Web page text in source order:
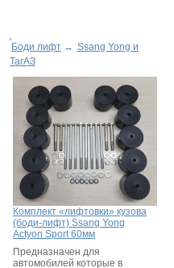
Боди лифт → Ssang Yong и
ТагАЗ
Комплект «лифтовки» кузова
(боди-лифт) Ssang Yong
Actyon Sport 60мм
Предназначен для
автомобилей которые в